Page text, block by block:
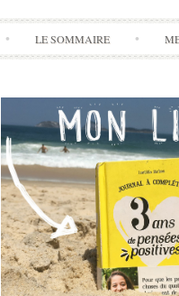
LE SOMMAIRE